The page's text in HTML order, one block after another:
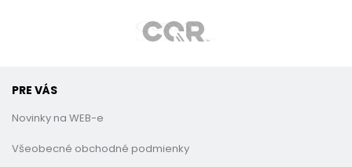
PRE VÁS
Novinky na WEB-e
Všeobecné obchodné podmienky